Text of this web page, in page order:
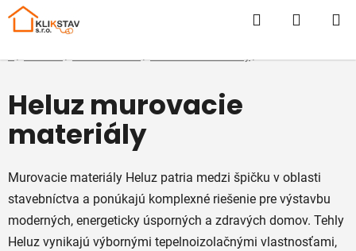
Prejsť
Hľadať
Heluz murovacie
materiály
Murovacie materiály Heluz patria medzi špičku v oblasti
stavebníctva a ponúkajú komplexné riešenie pre výstavbu
moderných, energeticky úsporných a zdravých domov. Tehly
Heluz vynikajú výbornými tepelnoizolačnými vlastnosťami,